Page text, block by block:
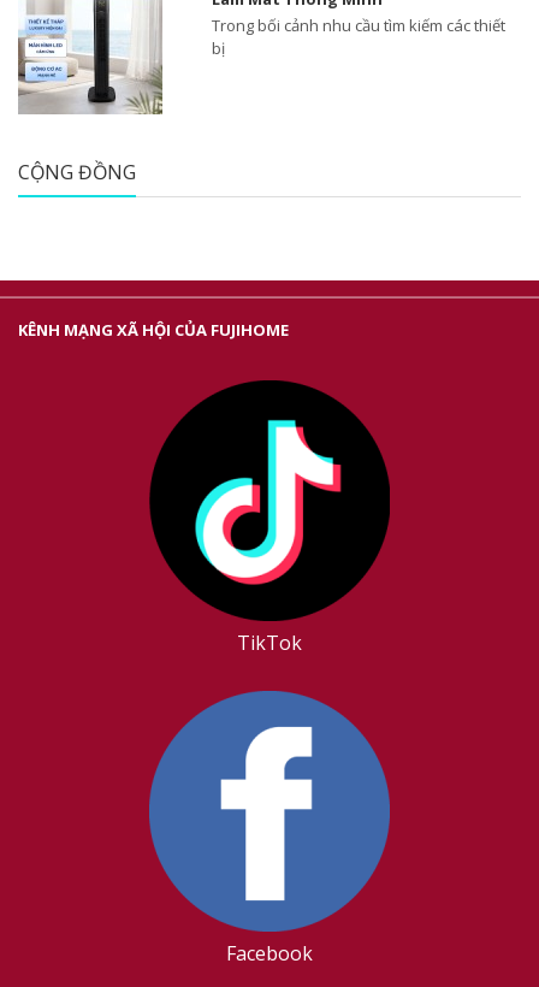
Trong bối cảnh nhu cầu tìm kiếm các thiết
bị
CỘNG ĐỒNG
KÊNH MẠNG XÃ HỘI CỦA FUJIHOME
TikTok
Facebook